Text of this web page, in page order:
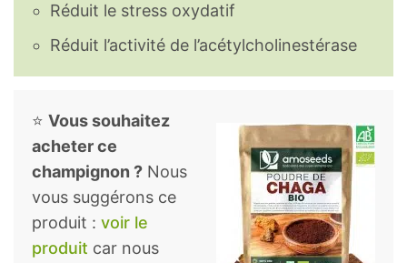
Réduit le stress oxydatif
Réduit l’activité de l’acétylcholinestérase
⭐ Vous souhaitez
acheter ce
champignon ? Nous
vous suggérons ce
produit : voir le
produit car nous